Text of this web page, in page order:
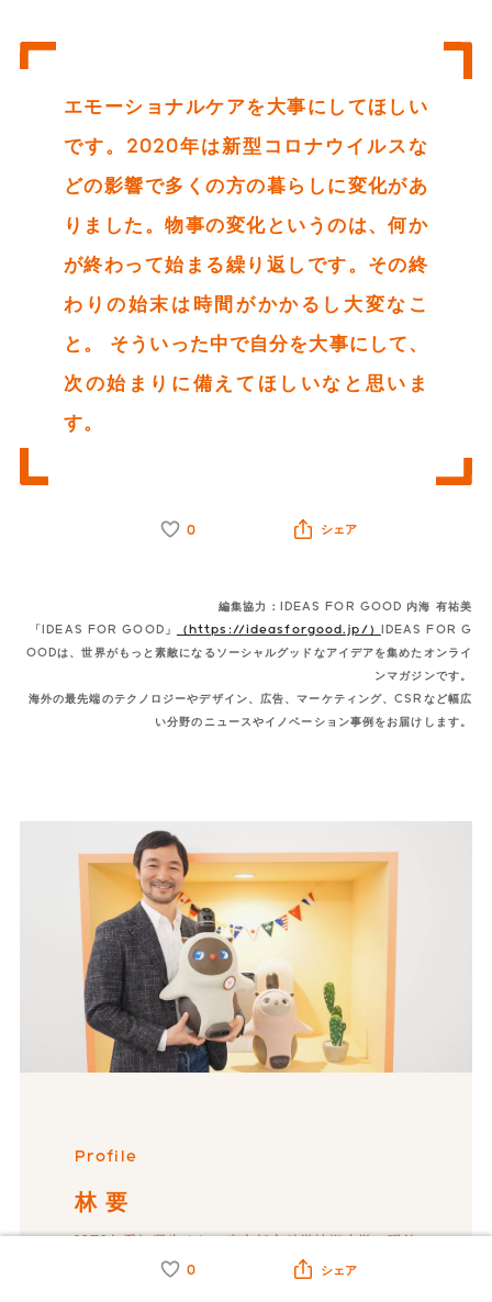
エモーショナルケアを大事にしてほしい
です。2020年は新型コロナウイルスな
どの影響で多くの方の暮らしに変化があ
りました。物事の変化というのは、何か
が終わって始まる繰り返しです。その終
わりの始末は時間がかかるし大変なこ
と。 そういった中で自分を大事にして、
次の始まりに備えてほしいなと思いま
す。
0 シェア
編集協力：IDEAS FOR GOOD 内海 有祐美
「IDEAS FOR GOOD」
（https://ideasforgood.jp/） IDEAS FOR G
OODは、世界がもっと素敵になるソーシャルグッドなアイデアを集めたオンライ
ンマガジンです。
海外の最先端のテクノロジーやデザイン、広告、マーケティング、CSRなど幅広
い分野のニュースやイノベーション事例をお届けします。
Profile
林 要
1973年愛知県生まれ。東京都立科学技術大学（現首
都大学東京）大学院修士課程修了後、1998年トヨタ
0 シェア